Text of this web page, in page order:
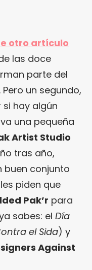
otro artículo
las doce
parte del
. Pero un segundo,
hay algún
una pequeña
Artist Studio
tras año,
buen conjunto
piden que
Pak’r para
sabes: el Día
el Sida) y
Against